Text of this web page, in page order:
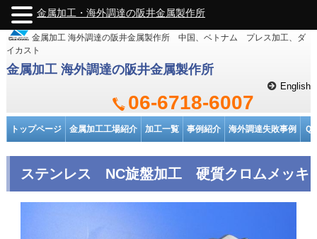
金属加工 海外調達の阪井金属製作所 中国、ベトナム プレス加工、ダ
イカスト
金属加工 海外調達の阪井金属製作所
English
06-6718-6007
トップページ 金属加工工場紹介 加工一覧 事例紹介 海外調達失敗事例 Ｑ
ステンレス NC旋盤加工 硬質クロムメッキ
金属加工・海外調達の阪井金属製作所